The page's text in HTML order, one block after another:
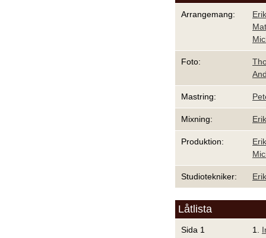
Arrangemang:
Foto:
Mastring:
Mixning:
Produktion:
Studiotekniker:
Låtlista
Sida 1 1.